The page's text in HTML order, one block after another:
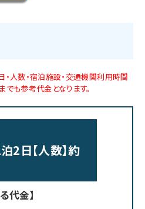
人数・宿泊施設・交通機関利用時間
でも参考代金となります。
2日【人数】約
代金】